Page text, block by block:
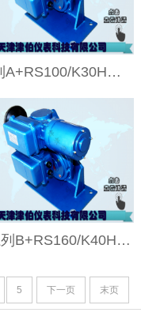
D系列A+RS100/K30H智能角行程电动执行机构
SD系列B+RS160/K40H智能角行程电动执行机构
5 下一页 末页